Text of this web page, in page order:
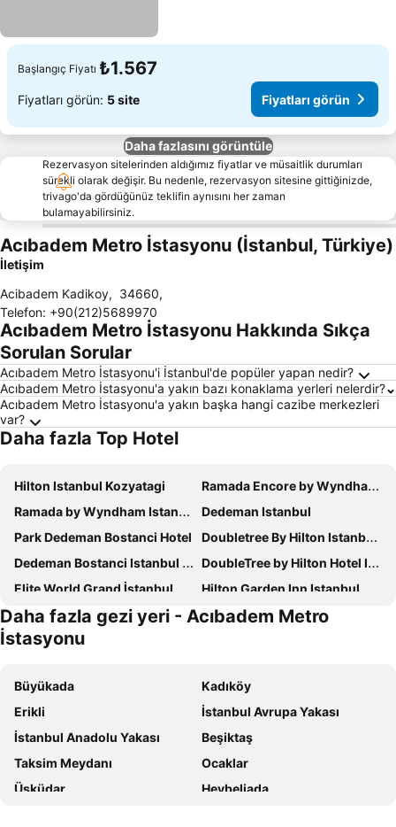
Başlangıç Fiyatı ₺1.567
Fiyatları görün: 5 site Fiyatları görün
Daha fazlasını görüntüle
Rezervasyon sitelerinden aldığımız fiyatlar ve müsaitlik durumları
sürekli olarak değişir. Bu nedenle, rezervasyon sitesine gittiğinizde,
trivago'da gördüğünüz teklifin aynısını her zaman
bulamayabilirsiniz.
Acıbadem Metro İstasyonu (İstanbul, Türkiye)
İletişim
Acibadem Kadikoy, 34660,
Telefon: +90(212)5689970
Acıbadem Metro İstasyonu Hakkında Sıkça
Sorulan Sorular
Acıbadem Metro İstasyonu'i İstanbul'de popüler yapan nedir?
Acıbadem Metro İstasyonu'a yakın bazı konaklama yerleri nelerdir?
Acıbadem Metro İstasyonu'a yakın başka hangi cazibe merkezleri
var?
Daha fazla Top Hotel
Hilton Istanbul Kozyatagi
Ramada Encore by Wyndham Istanbul Bayrampasa
Ramada by Wyndham Istanbul Golden Horn
Dedeman Istanbul
Park Dedeman Bostanci Hotel
Doubletree By Hilton Istanbul Topkapı
Dedeman Bostanci Istanbul Hotel & Convention Center
DoubleTree by Hilton Hotel Istanbul - Moda
Elite World Grand İstanbul Küçükyalı
Hilton Garden Inn Istanbul Ataturk Airport
Residence Inn By Marriott Istanbul Atasehir
DoubleTree by Hilton Hotel Istanbul - Piyalepasa
Cityloft 161
Ramada Hotel & Suites by Wyndham Istanbul Merter
The Bostancı Hotel
ibis Istanbul Zeytinburnu
Buyukada Cankaya Hotel
The Green Park Bostancı
Bof Hotels Ceo Suites Atasehir
The Roof Ada
Swissotel The Bosphorus Istanbul
Renaissance Istanbul Polat Bosphorus Hotel
Pera Palace Hotel
Daha fazla gezi yeri - Acıbadem Metro
İstasyonu
Büyükada
Kadıköy
Erikli
İstanbul Avrupa Yakası
İstanbul Anadolu Yakası
Beşiktaş
Taksim Meydanı
Ocaklar
Üsküdar
Heybeliada